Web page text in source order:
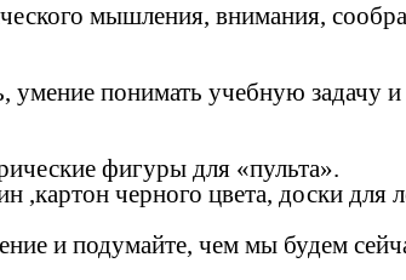
мышления, внимания,
умение понимать учебную задачу
фигуры для «пульта».
,картон черного цвета, доски для
и подумайте, чем мы будем